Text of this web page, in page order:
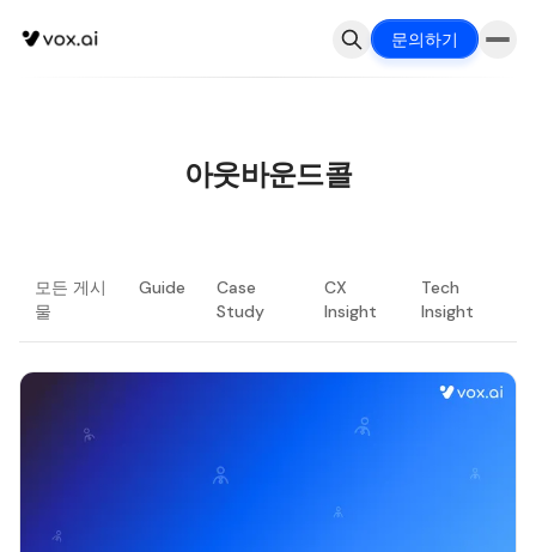
문의하기
아웃바운드콜
모든 게시
물
Guide
Case
Study
CX
Insight
Tech
Insight
최신